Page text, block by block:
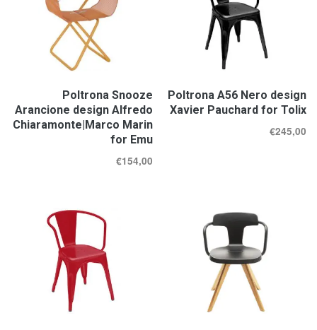
Poltrona A56 Nero design
Xavier Pauchard for Tolix
€245,00
Poltrona Snooze
Arancione design Alfredo
Chiaramonte|Marco Marin
for Emu
€154,00